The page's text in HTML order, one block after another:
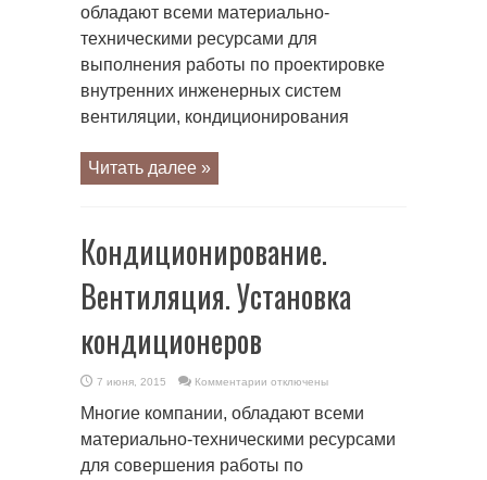
систем
обладают всеми материально-
техническими ресурсами для
выполнения работы по проектировке
внутренних инженерных систем
вентиляции, кондиционирования
Читать далее »
Кондиционирование.
Вентиляция. Установка
кондиционеров
7 июня, 2015 Комментарии
Вентиляция.
кондиционеров
отключены
Многие компании, обладают всеми
материально-техническими ресурсами
для совершения работы по